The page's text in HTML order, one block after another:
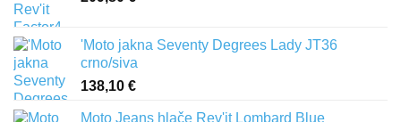
'Moto jakna Seventy Degrees Lady JT36
crno/siva
138,10 €
Moto Jeans hlače Rev'it Lombard Blue